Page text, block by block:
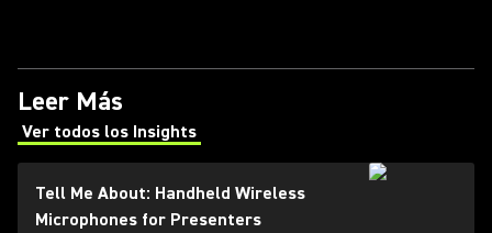
Leer Más
Ver todos los Insights
(Opens in a new tab)
Tell Me About: Handheld Wireless
Microphones for Presenters